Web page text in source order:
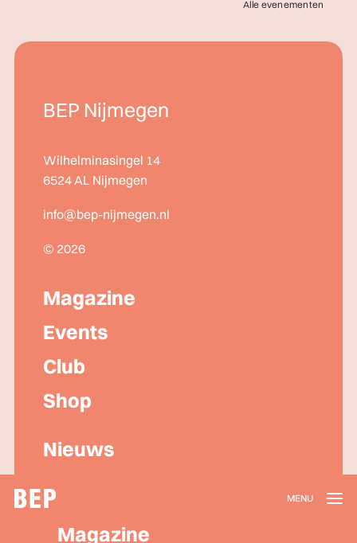
Magazine
Alle evenementen
BEP Nijmegen
Wilhelminasingel 14
6524 AL Nijmegen
info@bep-nijmegen.nl
© 2026
Magazine
Events
Club
Shop
Nieuws
Lidmaatschap
Herroepen